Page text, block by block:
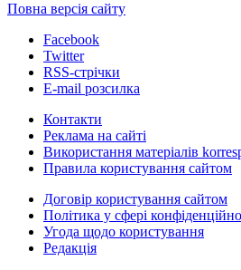
Повна версія сайту
Facebook
Twitter
RSS-стрічки
E-mail розсилка
Контакти
Реклама на сайті
Використання матеріалів
Правила користування сайтом
Договір користування сайтом
Політика у сфері
Угода щодо користування
Редакція